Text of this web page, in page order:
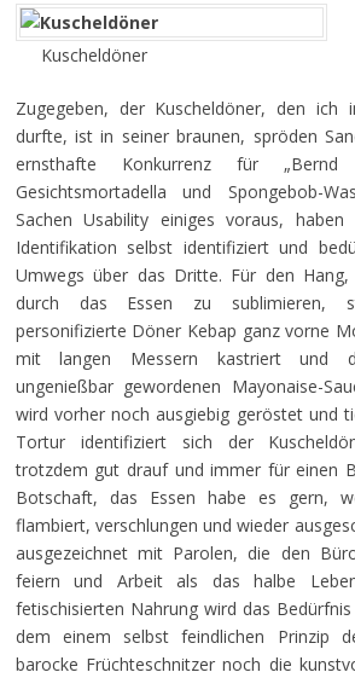
Kuscheldöner
Zugegeben, der Kuscheldöner, den ich
durfte, ist in seiner braunen, spröden
ernsthafte Konkurrenz für
Gesichtsmortadella und Spongebob-
Sachen Usability einiges voraus,
Identifikation selbst identifiziert und
Umwegs über das Dritte. Für den
durch das Essen zu sublimieren,
personifizierte Döner Kebap ganz vorne
mit langen Messern kastriert und
ungenießbar gewordenen Mayonaise-
wird vorher noch ausgiebig geröstet und
Tortur identifiziert sich der
trotzdem gut drauf und immer für einen
Botschaft, das Essen habe es gern,
flambiert, verschlungen und wieder
ausgezeichnet mit Parolen, die den
feiern und Arbeit als das halbe
fetischisierten Nahrung wird das
dem einem selbst feindlichen Prinzip
barocke Früchteschnitzer noch die